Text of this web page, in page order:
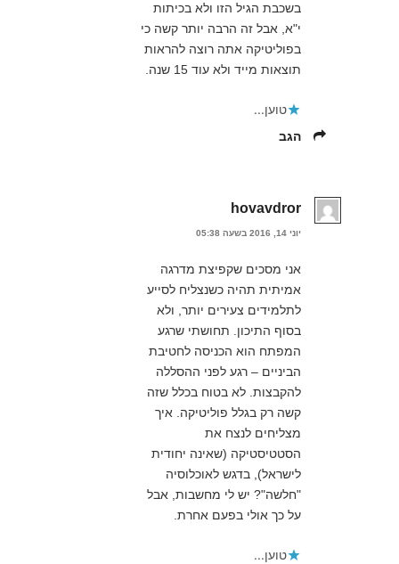
בשכבת הגיל הזו ולא בכיתות
י"א, אבל זה הרבה יותר קשה כי
בפוליטיקה אתה רוצה להראות
תוצאות מייד ולא עוד 15 שנה.
טוען...
הגב
hovavdror
יוני 14, 2016 בשעה 05:38
אני מסכים שקפיצת מדרגה
אמיתית תהיה כשנצליח לסייע
לתלמידים צעירים יותר, ולא
בסוף התיכון. תחושתי שרגע
המפתח הוא הכניסה לחטיבת
הביניים – רגע לפני ההסללה
להקבצות. לא בטוח בכלל שזה
קשה רק בגלל פוליטיקה. איך
מצליחים לנצח את
הסטטיסטיקה (שאינה יחודית
לישראל), בדגש לאוכלוסיה
"חלשה"? יש לי מחשבות, אבל
על כך אולי בפעם אחרת.
טוען...